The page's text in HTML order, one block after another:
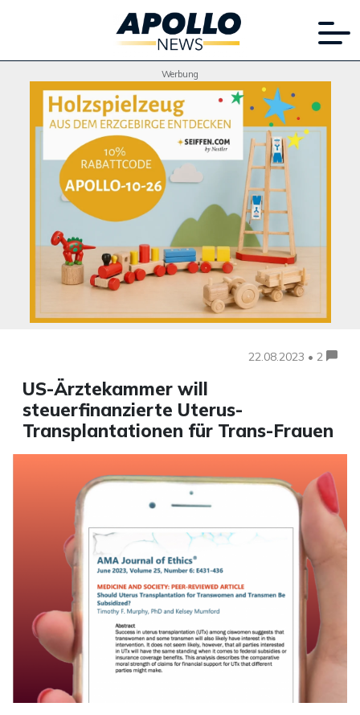
Werbung
22.08.2023 • 2
US-Ärztekammer will
steuerfinanzierte Uterus-
Transplantationen für Trans-Frauen